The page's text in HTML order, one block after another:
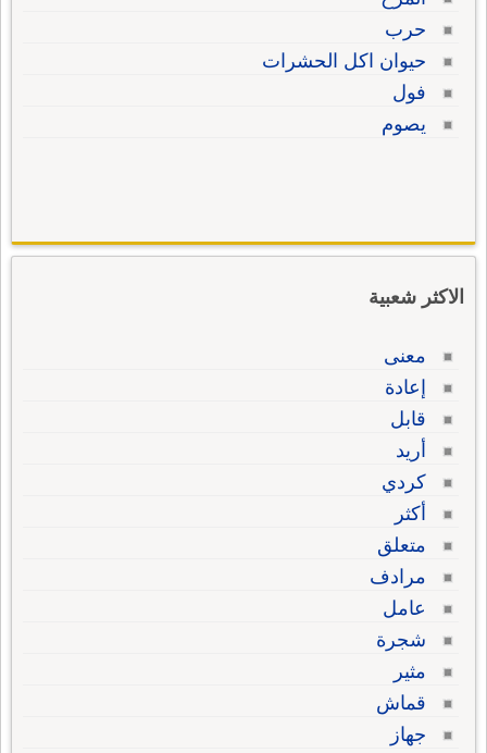
حرب
حيوان اكل الحشرات
فول
يصوم
الاكثر شعبية
معنى
إعادة
قابل
أريد
كردي
أكثر
متعلق
مرادف
عامل
شجرة
مثير
قماش
جهاز